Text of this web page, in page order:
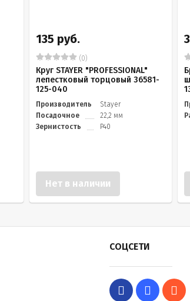
135 руб.
(0)
Круг STAYER "PROFESSIONAL"
лепестковый торцовый 36581-
125-040
Производитель
Stayer
Посадочное
22,2 мм
Зернистость
P40
Нет в наличии
СОЦСЕТИ